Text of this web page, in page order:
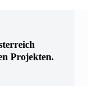
Projekten.